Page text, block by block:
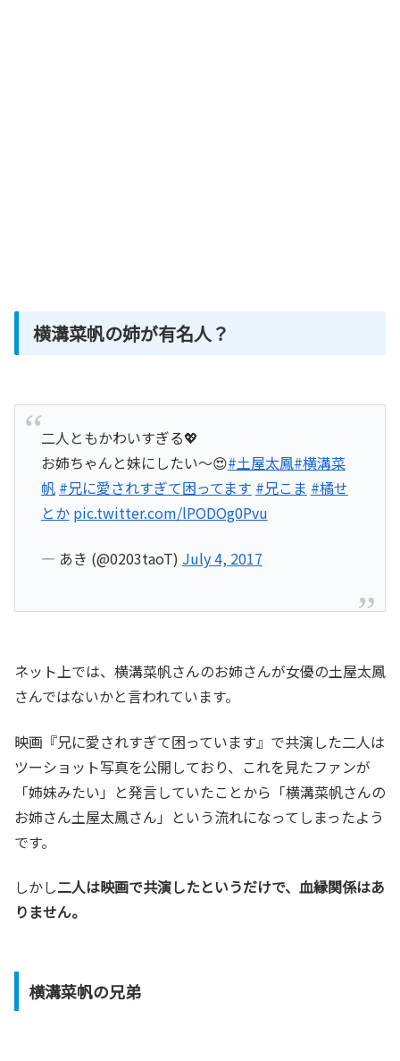
横溝菜帆の姉が有名人？
二人ともかわいすぎる💖
お姉ちゃんと妹にしたい～😍#土屋太鳳#横溝菜
帆 #兄に愛されすぎて困ってます #兄こま #橘せ
とか pic.twitter.com/lPODOg0Pvu
— あき (@0203taoT) July 4, 2017
ネット上では、横溝菜帆さんのお姉さんが女優の土屋太鳳
さんではないかと言われています。
映画『兄に愛されすぎて困っています』で共演した二人は
ツーショット写真を公開しており、これを見たファンが
「姉妹みたい」と発言していたことから「横溝菜帆さんの
お姉さん土屋太鳳さん」という流れになってしまったよう
です。
しかし二人は映画で共演したというだけで、血縁関係はあ
りません。
横溝菜帆の兄弟